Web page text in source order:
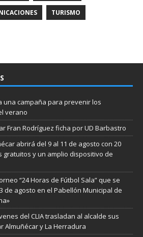
TURISMO
una campaña para prevenir los
verano
Fran Rodríguez ficha por UD Barbastro
abrirá del 9 al 11 de agosto con 20
gratuitos y un amplio dispositivo de
“24 Horas de Fútbol Sala” que se
de agosto en el Pabellón Municipal de
del CLIA trasladan al alcalde sus
Almuñécar y La Herradura